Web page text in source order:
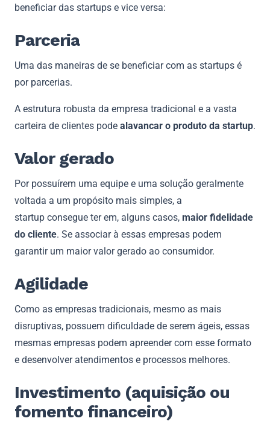
beneficiar das startups e vice versa:
Parceria
Uma das maneiras de se beneficiar com as startups é
por parcerias.
A estrutura robusta da empresa tradicional e a vasta
carteira de clientes pode alavancar o produto da startup.
Valor gerado
Por possuírem uma equipe e uma solução geralmente
voltada a um propósito mais simples, a
startup consegue ter em, alguns casos, maior fidelidade
do cliente. Se associar à essas empresas podem
garantir um maior valor gerado ao consumidor.
Agilidade
Como as empresas tradicionais, mesmo as mais
disruptivas, possuem dificuldade de serem ágeis, essas
mesmas empresas podem apreender com esse formato
e desenvolver atendimentos e processos melhores.
Investimento (aquisição ou
fomento financeiro)